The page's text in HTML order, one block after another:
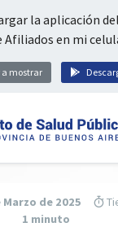
la aplicación del
Afiliados en mi
a mostrar
Marzo de 2025
1 minuto